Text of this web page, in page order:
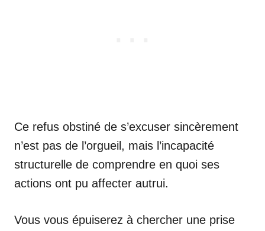
Ce refus obstiné de s’excuser sincèrement
n’est pas de l’orgueil, mais l’incapacité
structurelle de comprendre en quoi ses
actions ont pu affecter autrui.
Vous vous épuiserez à chercher une prise